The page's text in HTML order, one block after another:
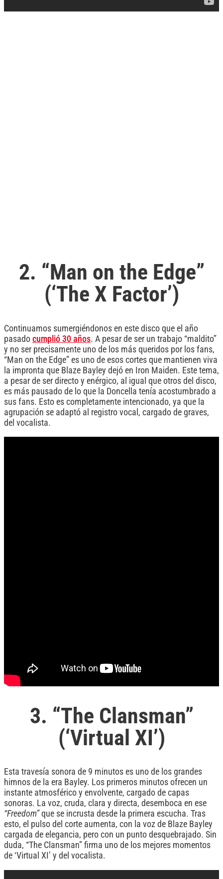
2. “Man on the Edge”
(‘The X Factor’)
Continuamos sumergiéndonos en este disco que el año
pasado cumplió 30 años. A pesar de ser un trabajo “maldito”
y no ser precisamente uno de los más queridos por los fans,
“Man on the Edge” es uno de esos cortes que mantienen viva
la impronta que Blaze Bayley dejó en Iron Maiden. Este tema,
a pesar de ser directo y enérgico, al igual que otros del disco,
es más pausado de lo que la Doncella tenía acostumbrado a
sus fans. Esto es completamente intencionado, ya que la
agrupación se adaptó al registro vocal, cargado de graves,
del vocalista.
3. “The Clansman”
(‘Virtual XI’)
Esta travesía sonora de 9 minutos es uno de los grandes
himnos de la era Bayley. Los primeros minutos ofrecen un
instante atmosférico y envolvente, cargado de capas
sonoras. La voz, cruda, clara y directa, desemboca en ese
“Freedom”que se incrusta desde la primera escucha. Tras
esto, el pulso del corte aumenta, con la voz de Blaze Bayley
cargada de elegancia, pero con un punto desquebrajado. Sin
duda, “The Clansman” firma uno de los mejores momentos
de ‘Virtual XI’ y del vocalista.